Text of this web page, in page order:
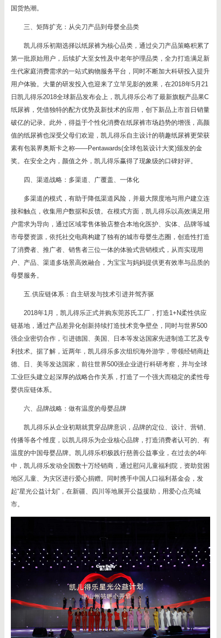
国货热潮。
三、矩阵扩充：从尖刀产品到母婴全品类
凯儿得乐初期选择以纸尿裤为核心品类，通过尖刀产品策略积累了
第一批原始用户，后续扩大至女性及中老年护理品类，全力打造满足新
生代家庭消费需求的一站式购物服务平台，同时不断加大科研投入提升
用户体验。大量的研发投入也迎来了立竿见影的效果，在2018年5月21
日凯儿得乐2018全球新品发布会上，凯儿得乐公布了最新旗舰产品果C
纸尿裤，凭借独特的配方优势及新技术的应用，创下新品上市首日销量
破亿的记录。此外，得益于个性化消费在纸尿裤市场趋势的增强，高颜
值的纸尿裤也深受父母们欢迎，凯儿得乐自主设计的萌趣纸尿裤更荣获
素有包装界奥斯卡之称——Pentawards(全球包装设计大奖)颁发的金
奖。在安全之内，颜值之外，凯儿得乐赢得了现象级的口碑好评。
四、渠道战略：多渠道、广覆盖、一体化
多渠道的模式，有助于降低渠道风险，并最大限度地与用户建立连
接和触点，收集用户数据和反馈。在模式方面，凯儿得乐以高效满足用
户需求为导向，通过区域零售体验店整合本地化医护、实体、品牌等城
市母婴资源，依托社交电商构建了独有的城市母婴生态圈，创造性打造
了消费者、推广者、销售者三位一体的体验式营销模式，从而实现用
户、产品、渠道多场景高效融合，为宝宝与妈妈提供更有效率与品质的
母婴服务。
五.供应链体系：自主研发与技术引进并驾齐驱
2018年1月，凯儿得乐正式并购东莞苏氏工厂，打造1+N柔性供应
链基地，通过产品差异化创新持续打造技术竞争壁垒，同时与世界500
强企业密切合作，引进德国、美国、日本等发达国家先进制造工艺及专
利技术。据了解，近两年，凯儿得乐多次组织海外游学，带领经销商赴
德、日、美等发达国家，前往世界500强企业进行科研考察，并与全球
工业巨头建立起深厚的战略合作关系，打造了一个强大而稳定的柔性母
婴供应链体系。
六、品牌战略：做有温度的母婴品牌
凯儿得乐从企业初期就贯穿品牌意识，品牌的定位、设计、营销、
传播等各个维度，以凯儿得乐为企业核心品牌，打造消费者认可的、有
温度的中国母婴品牌。凯儿得乐积极践行慈善公益事业，在过去的4年
中，凯儿得乐发动全国数十万经销商，通过慰问儿童福利院，资助贫困
地区儿童、为灾区进行爱心捐赠。同时携手中国人口福利基金会，发
起“星光公益计划”，在新疆、四川等地展开公益援助，用爱心点亮城
市。